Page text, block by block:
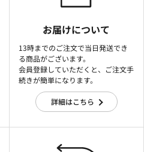
お届けについて
13時までのご注文で当日発送でき
る商品がございます。
会員登録していただくと、ご注文手
続きが簡単になります。
詳細はこちら